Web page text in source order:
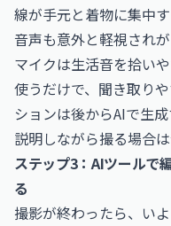
線が手元と着物に集中す
音声も意外と軽視され
マイクは生活音を拾い
使うだけで、聞き取り
ションは後からAIで生
説明しながら撮る場合は
ステップ3：AIツールで
る
撮影が終わったら、い